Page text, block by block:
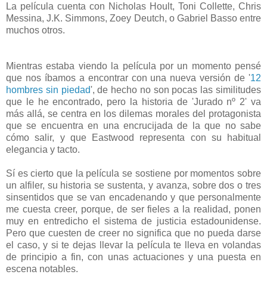
La película cuenta con Nicholas Hoult, Toni Collette, Chris
Messina, J.K. Simmons, Zoey Deutch, o Gabriel Basso entre
muchos otros.
Mientras estaba viendo la película por un momento pensé
que nos íbamos a encontrar con una nueva versión de '12
hombres sin piedad', de hecho no son pocas las similitudes
que le he encontrado, pero la historia de 'Jurado nº 2' va
más allá, se centra en los dilemas morales del protagonista
que se encuentra en una encrucijada de la que no sabe
cómo salir, y que Eastwood representa con su habitual
elegancia y tacto.
Sí es cierto que la película se sostiene por momentos sobre
un alfiler, su historia se sustenta, y avanza, sobre dos o tres
sinsentidos que se van encadenando y que personalmente
me cuesta creer, porque, de ser fieles a la realidad, ponen
muy en entredicho el sistema de justicia estadounidense.
Pero que cuesten de creer no significa que no pueda darse
el caso, y si te dejas llevar la película te lleva en volandas
de principio a fin, con unas actuaciones y una puesta en
escena notables.